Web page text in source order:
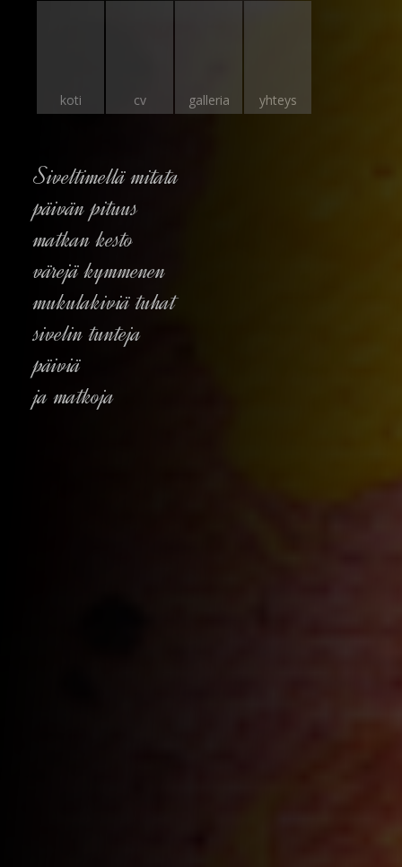
koti cv galleria yhteys
Siveltimellä mitata
päivän pituus
matkan kesto
värejä kymmenen
mukulakiviä tuhat
sivelin tunteja
päiviä
ja matkoja